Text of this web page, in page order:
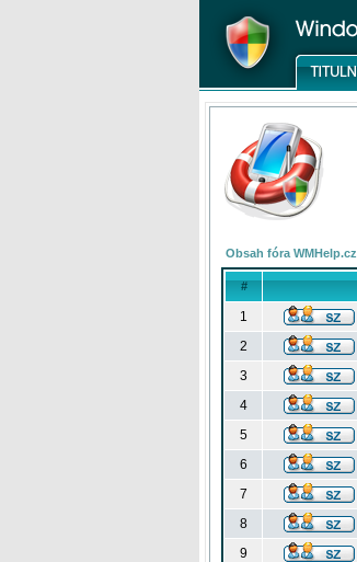
Obsah fóra WMHelp.cz
#
1
2
3
4
5
6
7
8
9